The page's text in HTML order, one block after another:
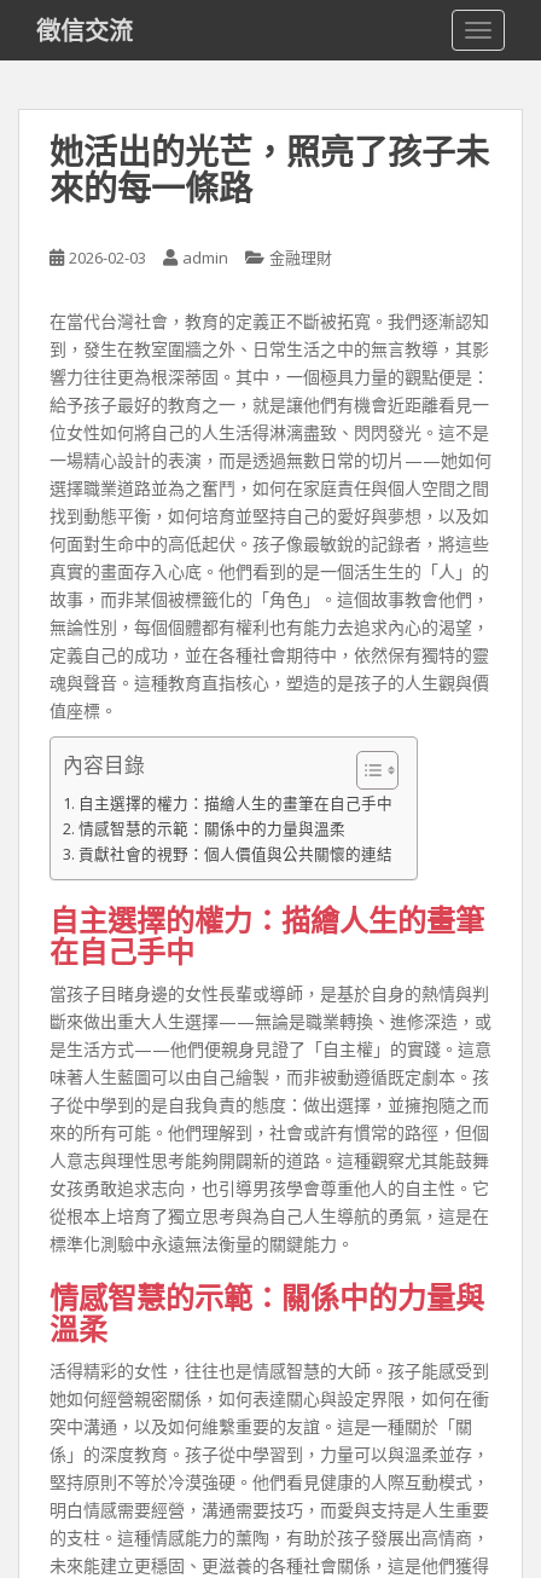
i
徵信交流
她活出的光芒，照亮了孩子未
來的每一條路
2026-02-03 admin 金融理財
在當代台灣社會，教育的定義正不斷被拓寬。我們逐漸認知
到，發生在教室圍牆之外、日常生活之中的無言教導，其影
響力往往更為根深蒂固。其中，一個極具力量的觀點便是：
給予孩子最好的教育之一，就是讓他們有機會近距離看見一
位女性如何將自己的人生活得淋漓盡致、閃閃發光。這不是
一場精心設計的表演，而是透過無數日常的切片——她如何
選擇職業道路並為之奮鬥，如何在家庭責任與個人空間之間
找到動態平衡，如何培育並堅持自己的愛好與夢想，以及如
何面對生命中的高低起伏。孩子像最敏銳的記錄者，將這些
真實的畫面存入心底。他們看到的是一個活生生的「人」的
故事，而非某個被標籤化的「角色」。這個故事教會他們，
無論性別，每個個體都有權利也有能力去追求內心的渴望，
定義自己的成功，並在各種社會期待中，依然保有獨特的靈
魂與聲音。這種教育直指核心，塑造的是孩子的人生觀與價
值座標。
內容目錄
自主選擇的權力：描繪人生的畫筆在自己手中
情感智慧的示範：關係中的力量與溫柔
貢獻社會的視野：個人價值與公共關懷的連結
自主選擇的權力：描繪人生的畫筆
在自己手中
當孩子目睹身邊的女性長輩或導師，是基於自身的熱情與判
斷來做出重大人生選擇——無論是職業轉換、進修深造，或
是生活方式——他們便親身見證了「自主權」的實踐。這意
味著人生藍圖可以由自己繪製，而非被動遵循既定劇本。孩
子從中學到的是自我負責的態度：做出選擇，並擁抱隨之而
來的所有可能。他們理解到，社會或許有慣常的路徑，但個
人意志與理性思考能夠開闢新的道路。這種觀察尤其能鼓舞
女孩勇敢追求志向，也引導男孩學會尊重他人的自主性。它
從根本上培育了獨立思考與為自己人生導航的勇氣，這是在
標準化測驗中永遠無法衡量的關鍵能力。
情感智慧的示範：關係中的力量與
溫柔
活得精彩的女性，往往也是情感智慧的大師。孩子能感受到
她如何經營親密關係，如何表達關心與設定界限，如何在衝
突中溝通，以及如何維繫重要的友誼。這是一種關於「關
係」的深度教育。孩子從中學習到，力量可以與溫柔並存，
堅持原則不等於冷漠強硬。他們看見健康的人際互動模式，
明白情感需要經營，溝通需要技巧，而愛與支持是人生重要
的支柱。這種情感能力的薰陶，有助於孩子發展出高情商，
未來能建立更穩固、更滋養的各種社會關係，這是他們獲得